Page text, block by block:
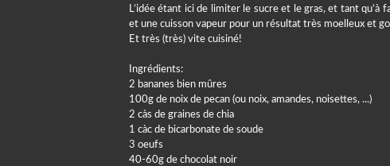
L’idée étant ici de limiter le sucre et le gras, et tant qu’à
et une cuisson vapeur pour un résultat très moelleux et
Et très (très) vite cuisiné!
Ingrédients:
2 bananes bien mûres
100g de noix de pecan (ou noix, amandes, noisettes, ...)
2 càs de graines de chia
1 càc de bicarbonate de soude
3 oeufs
40-60g de chocolat noir